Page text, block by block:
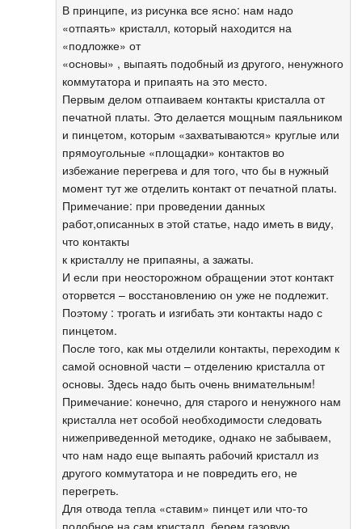
В принципе, из рисунка все ясно: нам надо
«отпаять» кристалл, который находится на
«подложке» от
«основы» , выпаять подобный из другого, ненужного
коммутатора и припаять на это место.
Первым делом отпаиваем контакты кристалла от
печатной платы. Это делается мощным паяльником
и пинцетом, которым «захватываются» круглые или
прямоугольные «площадки» контактов во
избежание перегрева и для того, что бы в нужный
момент тут же отделить контакт от печатной платы.
Примечание: при проведении данных
работ,описанных в этой статье, надо иметь в виду,
что контакты
к кристаллу не припаяны, а зажаты.
И если при неосторожном обращении этот контакт
оторвется – восстановлению он уже не подлежит.
Поэтому : трогать и изгибать эти контакты надо с
пинцетом.
После того, как мы отделили контакты, переходим к
самой основной части – отделению кристалла от
основы. Здесь надо быть очень внимательным!
Примечание: конечно, для старого и ненужного нам
кристалла нет особой необходимости следовать
нижеприведенной методике, однако не забываем,
что нам надо еще выпаять рабочий кристалл из
другого коммутатора и не повредить его, не
перегреть.
Для отвода тепла «ставим» пинцет или что-то
подобное на сам кристалл, берем газовую